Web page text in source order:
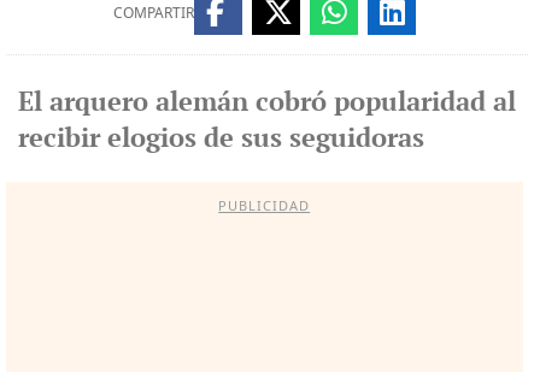
COMPARTIR
El arquero alemán cobró popularidad al
recibir elogios de sus seguidoras
PUBLICIDAD